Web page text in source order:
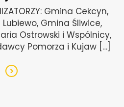
Gmina Cekcyn,
Gmina Śliwice,
Ostrowski i Wspólnicy,
Pomorza i Kujaw […]
>